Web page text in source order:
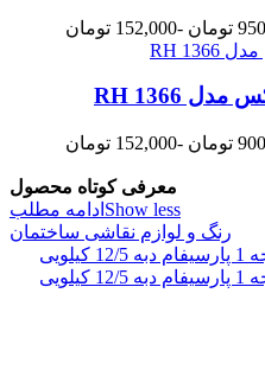
-152,000 تومان
-152,000 تومان
معرفی کوتاه محصول
ادامه مطلب Show less
رنگ و لوازم نقاشی ساختمان